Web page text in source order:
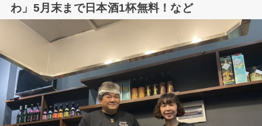
わ」5月末まで日本酒1杯無料！など